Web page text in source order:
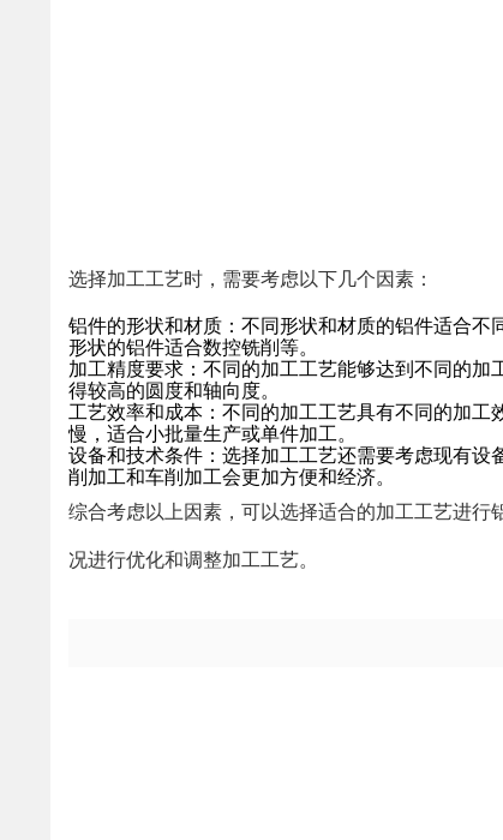
选择加工工艺时，需要考虑以下几个因素：
铝件的形状和材质：不同形状和材质的铝件适合
形状的铝件适合数控铣削等。
加工精度要求：不同的加工工艺能够达到不同的
得较高的圆度和轴向度。
工艺效率和成本：不同的加工工艺具有不同的加
慢，适合小批量生产或单件加工。
设备和技术条件：选择加工工艺还需要考虑现有
削加工和车削加工会更加方便和经济。
综合考虑以上因素，可以选择适合的加工工艺进
况进行优化和调整加工工艺。